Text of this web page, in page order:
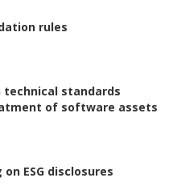
rules
technical standards
of software assets
ESG disclosures